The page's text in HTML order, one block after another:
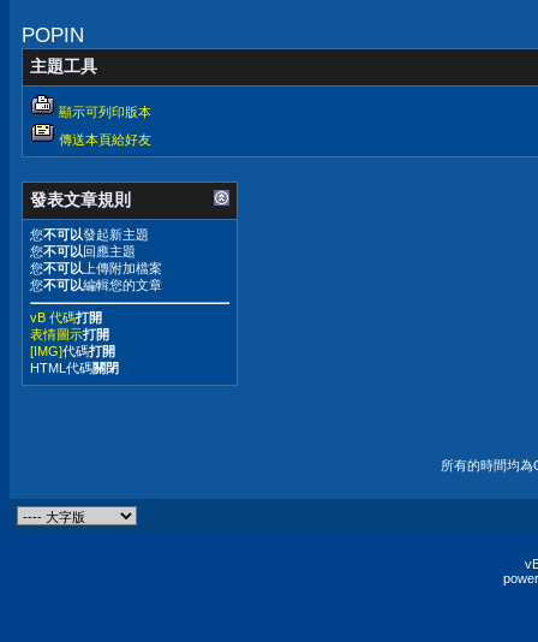
POPIN
主題工具
顯示可列印版本
傳送本頁給好友
發表文章規則
您不可以發起新主題
您不可以 回應主題
您不可以 上傳附加檔案
您不可以編輯您的文章
vB 代碼打開
表情圖示打開
[IMG]代碼打開
HTML代碼關閉
所有的時間均為